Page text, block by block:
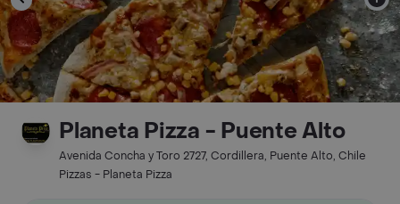
Planeta Pizza - Puente Alto
Avenida Concha y Toro 2727, Cordillera, Puente Alto, Chile
Pizzas - Planeta Pizza